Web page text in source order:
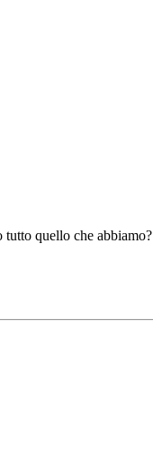
quello che abbiamo?